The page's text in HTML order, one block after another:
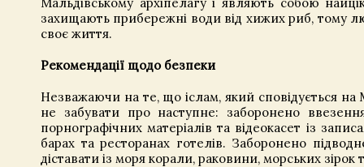
захищають прибережні води від хижих риб, тому
своє життя.
Рекомендації щодо безпеки
Незважаючи на те, що іслам, який сповідується на
не забувати про наступне: заборонено
порнографічних матеріалів та відеокасет із
барах та ресторанах готелів. Заборонено
діставати із моря корали, раковини, морських зірок